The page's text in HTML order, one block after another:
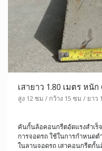
เสายาว 1.80 เมตร หนัก
สูง 12 ซม / กว้าง 15 ซม / ยาว
คันกั้นล้อคอนกรีตอัดแรงสำเร็
การจอดรถ ใช้ในการกำหนด
ในลานจอดรถ เสาคอนกรีตกั้